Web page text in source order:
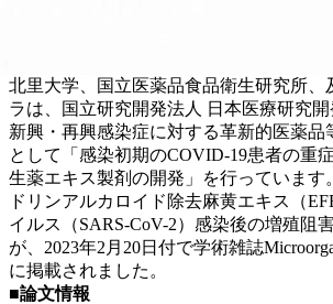
北里大学、国立医薬品食品衛生研究所、
ラは、国立研究開発法人 日本医療研究開
新興・再興感染症に対する革新的医薬品
として「感染初期のCOVID-19患者の重
生薬エキス製剤の開発」を行っています
ドリンアルカロイド除去麻黄エキス（
イルス（SARS-CoV-2）感染後の増殖阻
が、2023年2月20日付で学術雑誌
に掲載されました。
■論文情報